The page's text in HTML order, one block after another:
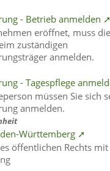
- Betrieb anmelden ➚
eröffnet, muss
zuständigen
anmelden.
- Tagespflege
müssen Sie sich
anmelden.
Württemberg ➚
öffentlichen Rechts mit